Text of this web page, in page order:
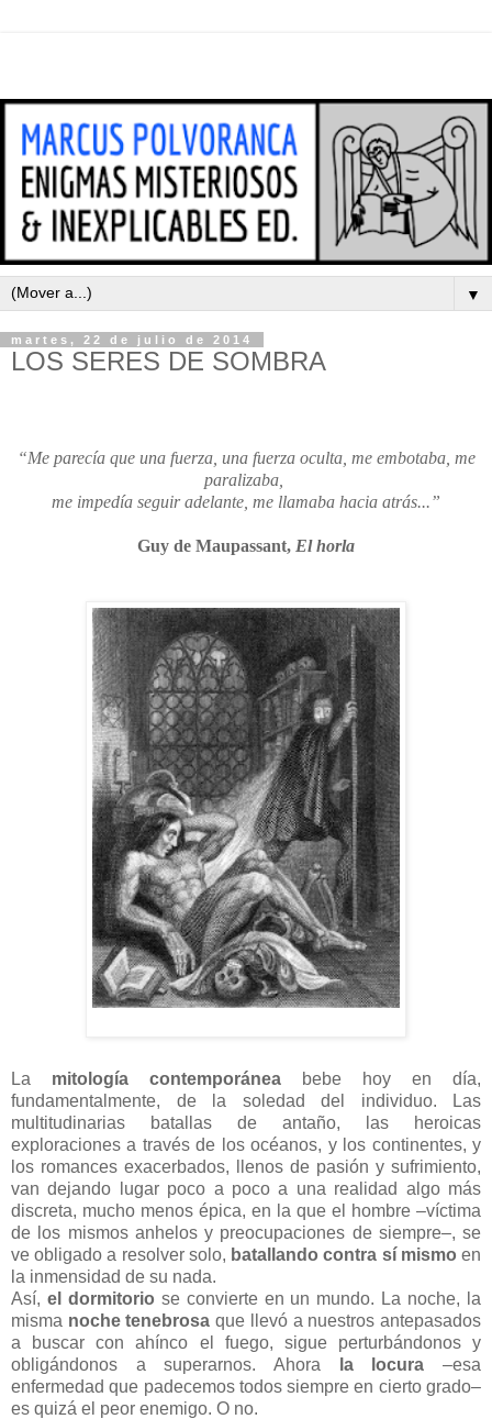
▼
martes, 22 de julio de 2014
LOS SERES DE SOMBRA
“Me parecía que una fuerza, una fuerza oculta, me embotaba, me
paralizaba,
me impedía seguir adelante, me llamaba hacia atrás...”
Guy de Maupassant, El horla
La mitología contemporánea bebe hoy en día,
fundamentalmente, de la soledad del individuo. Las
multitudinarias batallas de antaño, las heroicas
exploraciones a través de los océanos, y los continentes, y
los romances exacerbados, llenos de pasión y sufrimiento,
van dejando lugar poco a poco a una realidad algo más
discreta, mucho menos épica, en la que el hombre –víctima
de los mismos anhelos y preocupaciones de siempre–, se
ve obligado a resolver solo, batallando contra sí mismo en
la inmensidad de su nada.
Así, el dormitorio se convierte en un mundo. La noche, la
misma noche tenebrosa que llevó a nuestros antepasados
a buscar con ahínco el fuego, sigue perturbándonos y
obligándonos a superarnos. Ahora la locura –esa
enfermedad que padecemos todos siempre en cierto grado–
es quizá el peor enemigo. O no.